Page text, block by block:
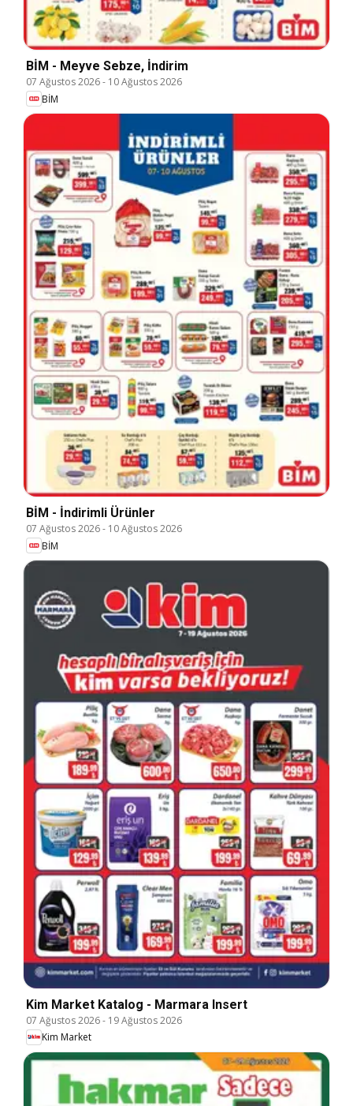
BİM - Meyve Sebze, İndirim
07 Ağustos 2026- 10 Ağustos 2026
BİM
BİM - İndirimli Ürünler
07 Ağustos 2026- 10 Ağustos 2026
BİM
Kim Market Katalog - Marmara Insert
07 Ağustos 2026- 19 Ağustos 2026
Kim Market